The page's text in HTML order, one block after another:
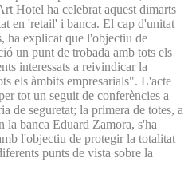
Hotel ha celebrat aquest dimarts
en 'retail' i banca. El cap d'unitat
ha explicat que l'objectiu de
un punt de trobada amb tots els
interessats a reivindicar la
els àmbits empresarials". L'acte
tot un seguit de conferències a
de seguretat; la primera de totes, a
la banca Eduard Zamora, s'ha
l'objectiu de protegir la totalitat
punts de vista sobre la